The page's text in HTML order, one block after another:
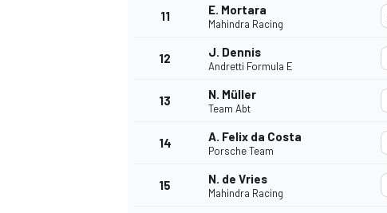
DTM
11 E. Mortara
Mahindra Racing
12 J. Dennis
Andretti Formula E
13 N. Müller
Team Abt
14 A. Felix da Costa
Porsche Team
15 N. de Vries
Mahindra Racing